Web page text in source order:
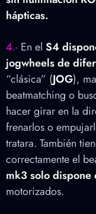
hápticas.
4.- En el S4
jogwheels de
“clásica” (JOG),
beatmatching o
hacer girar en la
frenarlos o
tratara. También
correctamente el
mk3 solo
motorizados.